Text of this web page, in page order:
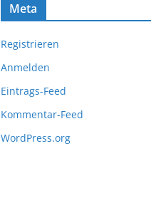
Meta
Registrieren
Anmelden
Eintrags-Feed
Kommentar-Feed
WordPress.org